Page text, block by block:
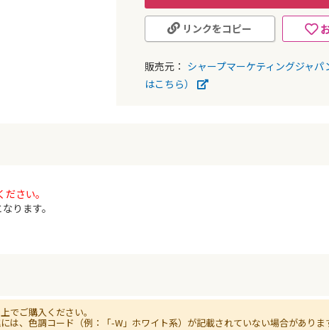
リンクをコピー
販売元： シャープマーケティングジャパ
はこちら）
さい。
ります。
でご購入ください。
は、色調コード（例：「-W」ホワイト系）が記載されていない場合がありま